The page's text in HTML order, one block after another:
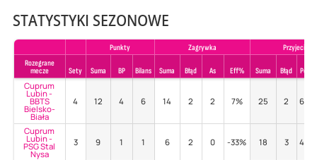
STATYSTYKI SEZONOWE
Punkty Zagrywka
Przyjecie
Rozegrane
mecze
Sety Suma BP Bilans Suma Błąd As Eff% Suma Błąd Poz%
Cuprum
Lubin -
BBTS
Bielsko-
Biała
4 12 4 6 14 2 2 7% 25 2 60%
Cuprum
Lubin -
PSG Stal
Nysa
3 9 1 1 6 2 0 -33% 18 3 44%